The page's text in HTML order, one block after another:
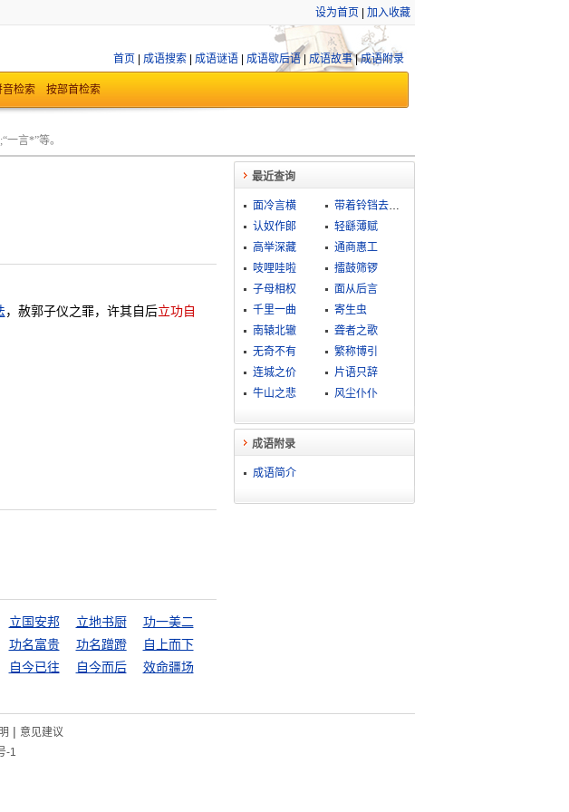
设为首页 加入收藏
首页 成语搜索| 成语谜语| 成语歇后语| 成语故事|成语附录
音检索 按部首检索
一言*”等。
，赦郭子仪之罪，许其自后立功自
立国安邦 立地书厨
功一美二
功名富贵 功名蹭蹬
自上而下
自今已往 自今而后
效命疆场
最近查询
面冷言横
带着铃铛去做贼
认奴作郞
轻繇薄赋
高举深藏
通商惠工
吱哩哇啦
擂鼓筛锣
子母相权
面从后言
千里一曲
寄生虫
南辕北辙
聋者之歌
无奇不有
繁称博引
连城之价
片语只辞
牛山之悲
风尘仆仆
成语附录
成语简介
| 意见建议
-1